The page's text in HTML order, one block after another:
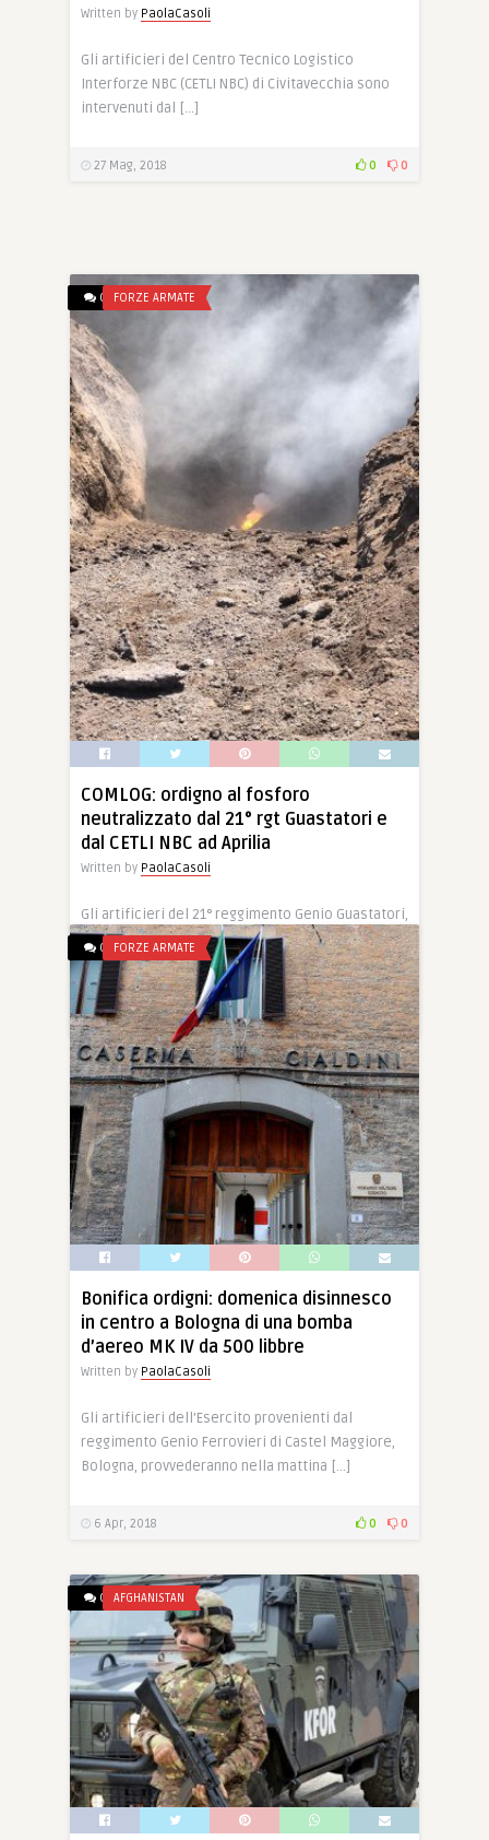
Written by PaolaCasoli
Gli artificieri del Centro Tecnico Logistico
Interforze NBC (CETLI NBC) di Civitavecchia sono
intervenuti dal […]
27 Mag, 2018 0 0
0 FORZE ARMATE
COMLOG: ordigno al fosforo
neutralizzato dal 21° rgt Guastatori e
dal CETLI NBC ad Aprilia
Written by PaolaCasoli
Gli artificieri del 21° reggimento Genio Guastatori,
in collaborazione con il personale del Centro
Tecnico […]
15 Mag, 2018 0 0
0 FORZE ARMATE
Bonifica ordigni: domenica disinnesco
in centro a Bologna di una bomba
d’aereo MK IV da 500 libbre
Written by PaolaCasoli
Gli artificieri dell’Esercito provenienti dal
reggimento Genio Ferrovieri di Castel Maggiore,
Bologna, provvederanno nella mattina […]
6 Apr, 2018 0 0
0 AFGHANISTAN